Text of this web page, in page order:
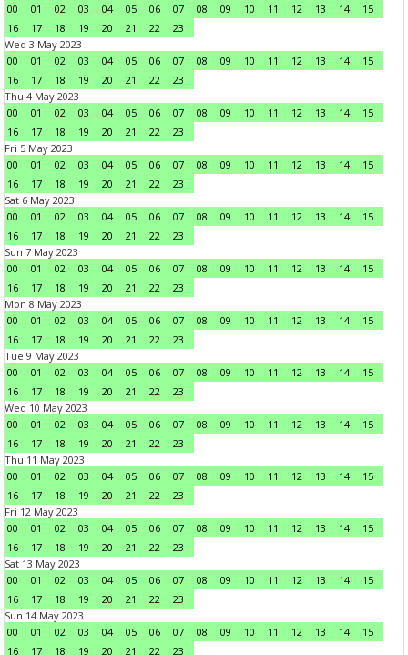
00
01 02 03 04 05 06 07 08 09 10 11 12 13 14
15
16
17 18 19 20 21 22
23
Wed 3 May 2023
00
01 02 03 04 05 06 07 08 09 10 11 12 13 14
15
16
17 18 19 20 21 22
23
Thu 4 May 2023
00
01 02 03 04 05 06 07 08 09 10 11 12 13 14
15
16
17 18 19 20 21 22
23
Fri 5 May 2023
00
01 02 03 04 05 06 07 08 09 10 11 12 13 14
15
16
17 18 19 20 21 22
23
Sat 6 May 2023
00
01 02 03 04 05 06 07 08 09 10 11 12 13 14
15
16
17 18 19 20 21 22
23
Sun 7 May 2023
00
01 02 03 04 05 06 07 08 09 10 11 12 13 14
15
16
17 18 19 20 21 22
23
Mon 8 May 2023
00
01 02 03 04 05 06 07 08 09 10 11 12 13 14
15
16
17 18 19 20 21 22
23
Tue 9 May 2023
00
01 02 03 04 05 06 07 08 09 10 11 12 13 14
15
16
17 18 19 20 21 22
23
Wed 10 May 2023
00
01 02 03 04 05 06 07 08 09 10 11 12 13 14
15
16
17 18 19 20 21 22
23
Thu 11 May 2023
00
01 02 03 04 05 06 07 08 09 10 11 12 13 14
15
16
17 18 19 20 21 22
23
Fri 12 May 2023
00
01 02 03 04 05 06 07 08 09 10 11 12 13 14
15
16
17 18 19 20 21 22
23
Sat 13 May 2023
00
01 02 03 04 05 06 07 08 09 10 11 12 13 14
15
16
17 18 19 20 21 22
23
Sun 14 May 2023
00
01 02 03 04 05 06 07 08 09 10 11 12 13 14
15
16
17 18 19 20 21 22 23